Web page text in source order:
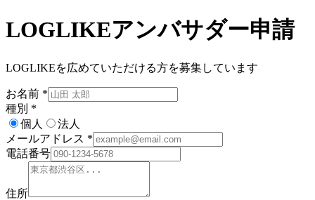
LOGLIKEアンバサダー申請
LOGLIKEを広めていただける方を募集しています
お名前 *
種別 *
個人
法人
メールアドレス *
電話番号
住所